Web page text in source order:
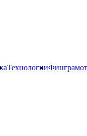
Технологии